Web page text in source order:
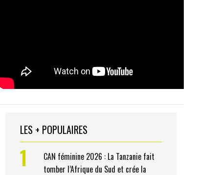
LES + POPULAIRES
1
CAN féminine 2026 : La Tanzanie fait
tomber l’Afrique du Sud et crée la